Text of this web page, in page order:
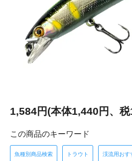
1,584円(本体1,440円、
この商品のキーワード
魚種別商品検索 トラウト 渓流用お